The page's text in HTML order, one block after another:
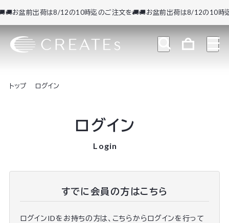
お盆前出荷は8/12の10時迄のご注文を🚚🚚お盆前出荷は8/12の10時迄
トップ ログイン
ログイン
Login
すでに会員の方はこちら
ログインIDをお持ちの方は、こちらからログインを行って